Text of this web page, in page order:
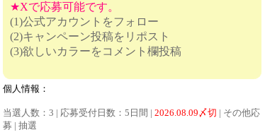
★Xで応募可能です。
(1)公式アカウントをフォロー
(2)キャンペーン投稿をリポスト
(3)欲しいカラーをコメント欄投稿
個人情報：
当選人数：3 | 応募受付日数：5日間 | 2026.08.09〆切 | その他応
募 | 抽選